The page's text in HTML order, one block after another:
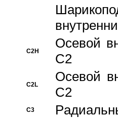
C2H
Осевой
C2
C2L
Осевой
C2
C3